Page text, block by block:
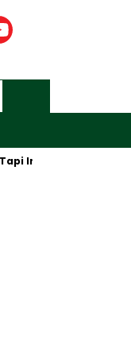
Fokus Antisipasi